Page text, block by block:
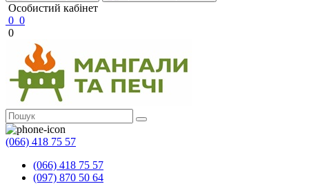
Особистий кабінет
0 0
0
(066) 418 75 57
(066) 418 75 57
(097) 870 50 64